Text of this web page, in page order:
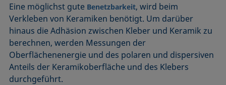
Eine möglichst gute Benetzbarkeit, wird beim
Verkleben von Keramiken benötigt. Um darüber
hinaus die Adhäsion zwischen Kleber und Keramik zu
berechnen, werden Messungen der
Oberflächenenergie und des polaren und dispersiven
Anteils der Keramikoberfläche und des Klebers
durchgeführt.